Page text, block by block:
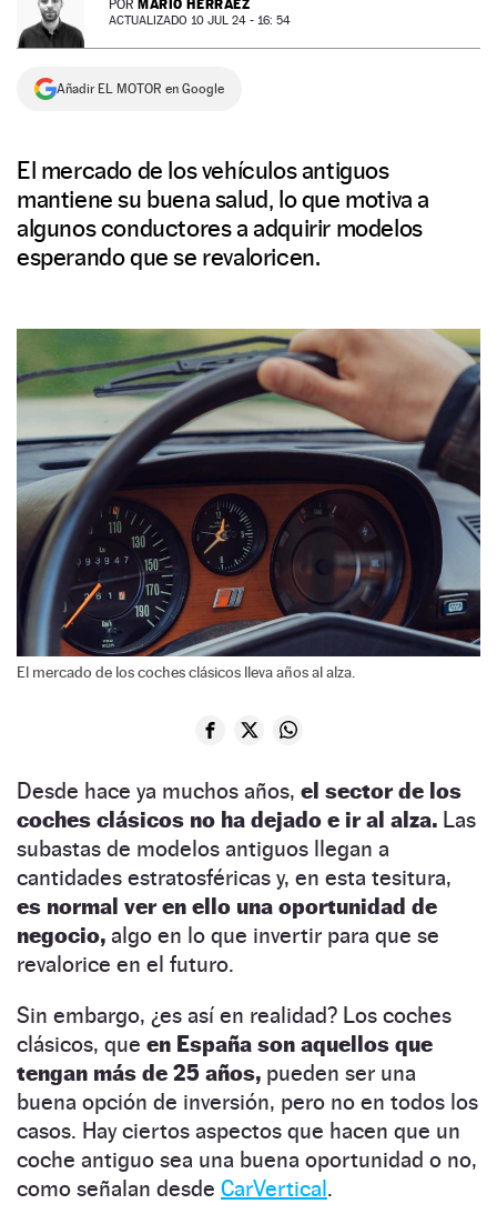
NEWSLETTER
SÍGUENOS
POR MARIO HERRÁEZ
ACTUALIZADO 10 JUL 24 - 16: 54
Añadir EL MOTOR en Google
El mercado de los vehículos antiguos
mantiene su buena salud, lo que motiva a
algunos conductores a adquirir modelos
esperando que se revaloricen.
El mercado de los coches clásicos lleva años al alza.
Desde hace ya muchos años, el sector de los
coches clásicos no ha dejado e ir al alza. Las
subastas de modelos antiguos llegan a
cantidades estratosféricas y, en esta tesitura,
es normal ver en ello una oportunidad de
negocio, algo en lo que invertir para que se
revalorice en el futuro.
Sin embargo, ¿es así en realidad? Los coches
clásicos, que en España son aquellos que
tengan más de 25 años, pueden ser una
buena opción de inversión, pero no en todos los
casos. Hay ciertos aspectos que hacen que un
coche antiguo sea una buena oportunidad o no,
como señalan desde CarVertical.